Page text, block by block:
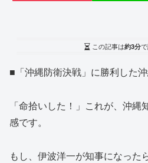
この記事は約3分
■「沖縄防衛決戦」に勝利した
「命拾いした！」これが、沖
感です。
もし、伊波洋一が知事になった